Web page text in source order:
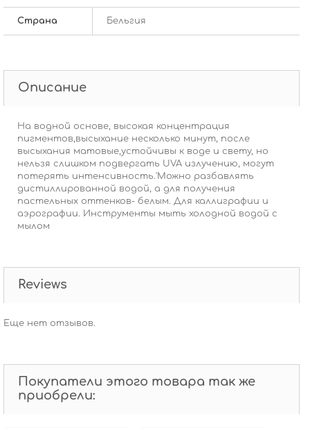
Страна Бельгия
Описание
На водной основе, высокая концентрация
пигментов,высыхание несколько минут, после
высыхания матовые,устойчивы к воде и свету, но
нельзя слишком подвергать UVA излучению, могут
потерять интенсивность.'Можно разбавлять
дистиллированной водой, а для получения
пастельных оттенков- белым. Для каллиграфии и
аэрографии. Инструменты мыть холодной водой с
мылом
Reviews
Еще нет отзывов.
Покупатели этого товара так же
приобрели: